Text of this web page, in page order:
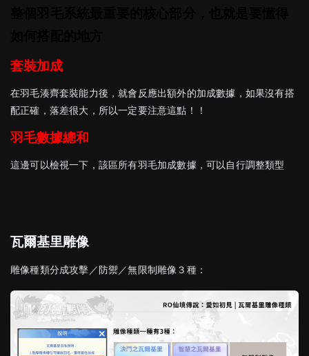
套裝加成
在羽毛湊齊套裝能力後，就會反應出額外的加成數據，如果沒有搭
配正確，落差很大，所以一定要注意這點！！
羽毛數據總和
這邊可以檢視一下，該區所有羽毛加成數據，可以自行調整類型
瓦爾基里雕像
雕像種類分成攻擊／防禦／無限制雕像３種：